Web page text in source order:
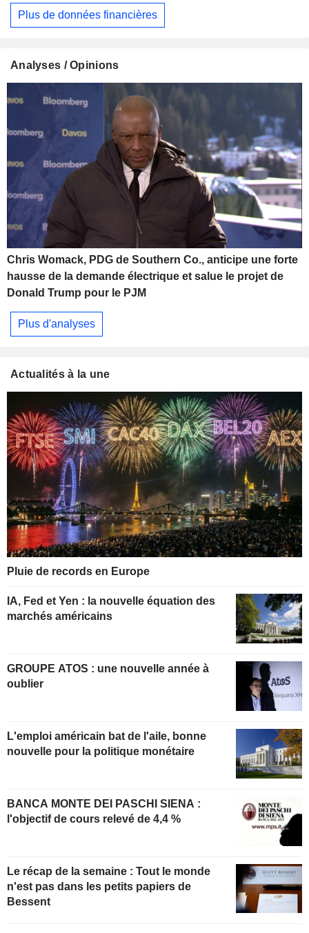
Plus de données financières
Analyses / Opinions
Chris Womack, PDG de Southern Co., anticipe une forte
hausse de la demande électrique et salue le projet de
Donald Trump pour le PJM
Plus d'analyses
Actualités à la une
Pluie de records en Europe
IA, Fed et Yen : la nouvelle équation des
marchés américains
GROUPE ATOS : une nouvelle année à
oublier
L'emploi américain bat de l'aile, bonne
nouvelle pour la politique monétaire
BANCA MONTE DEI PASCHI SIENA :
l'objectif de cours relevé de 4,4 %
Le récap de la semaine : Tout le monde
n'est pas dans les petits papiers de
Bessent